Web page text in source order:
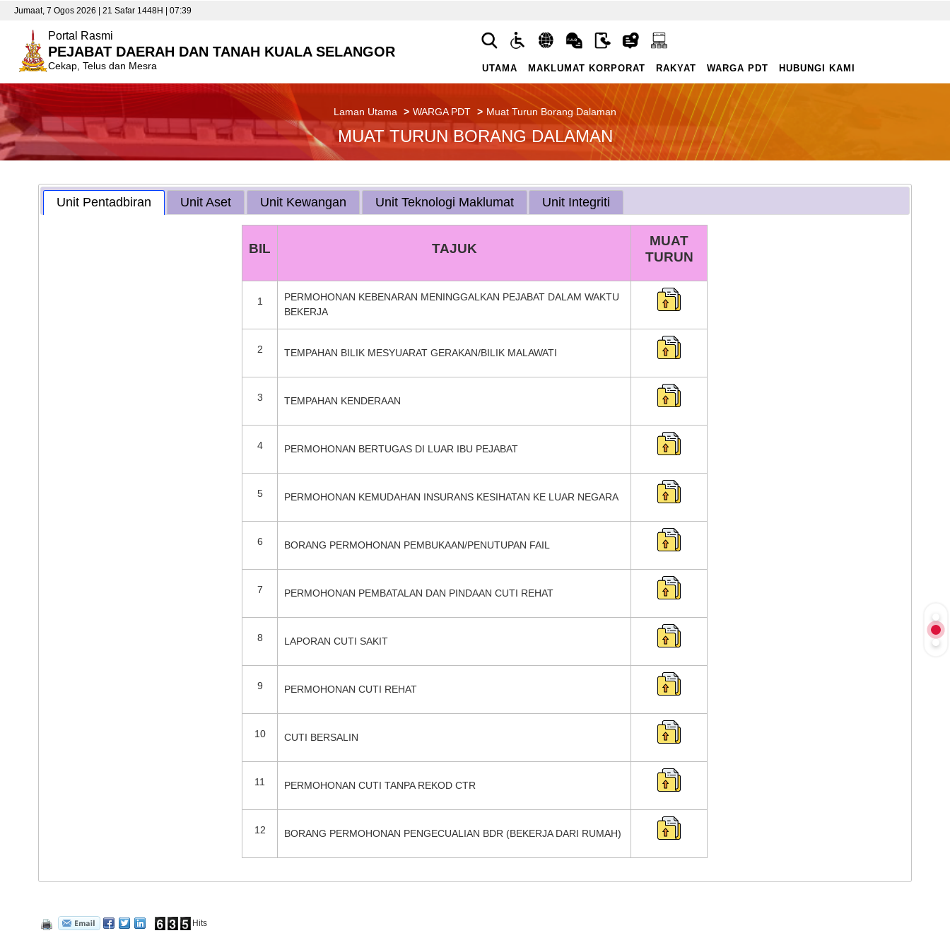
Jumaat, 7 Ogos 2026 | 21 Safar 1448H | 07:39
Portal Rasmi
PEJABAT DAERAH DAN TANAH KUALA SELANGOR
Cekap, Telus dan Mesra UTAMA MAKLUMAT KORPORAT RAKYAT WARGA PDT HUBUNGI KAMI
Laman Utama WARGA PDT Muat Turun Borang Dalaman
MUAT TURUN BORANG DALAMAN
Unit Pentadbiran Unit Aset Unit Kewangan Unit Teknologi Maklumat Unit Integriti
BIL TAJUK
MUAT
TURUN
1
PERMOHONAN KEBENARAN MENINGGALKAN PEJABAT DALAM WAKTU
BEKERJA
2 TEMPAHAN BILIK MESYUARAT GERAKAN/BILIK MALAWATI
3 TEMPAHAN KENDERAAN
4 PERMOHONAN BERTUGAS DI LUAR IBU PEJABAT
5 PERMOHONAN KEMUDAHAN INSURANS KESIHATAN KE LUAR NEGARA
6 BORANG PERMOHONAN PEMBUKAAN/PENUTUPAN FAIL
7 PERMOHONAN PEMBATALAN DAN PINDAAN CUTI REHAT
8 LAPORAN CUTI SAKIT
9 PERMOHONAN CUTI REHAT
10 CUTI BERSALIN
11 PERMOHONAN CUTI TANPA REKOD CTR
12 BORANG PERMOHONAN PENGECUALIAN BDR (BEKERJA DARI RUMAH)
Hits